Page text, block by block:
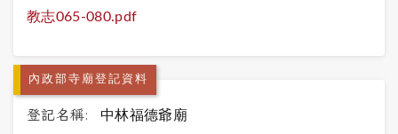
教志065-080.pdf
內政部寺廟登記資料
登記名稱: 中林福德爺廟